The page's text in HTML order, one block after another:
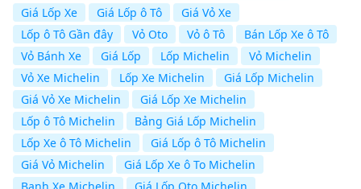
Giá Lốp Xe
Giá Lốp ô Tô
Giá Vỏ Xe
Lốp ô Tô Gần đây
Vỏ Oto Vỏ ô Tô
Bán Lốp Xe ô Tô
Vỏ Bánh Xe
Giá Lốp Lốp Michelin
Vỏ Michelin
Vỏ Xe Michelin
Lốp Xe Michelin
Giá Lốp Michelin
Giá Vỏ Xe Michelin
Giá Lốp Xe Michelin
Lốp ô Tô Michelin
Bảng Giá Lốp Michelin
Lốp Xe ô Tô Michelin
Giá Lốp ô Tô Michelin
Giá Vỏ Michelin
Giá Lốp Xe ô To Michelin